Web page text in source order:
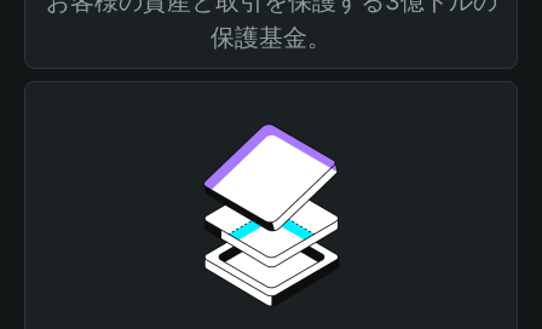
保護基金。